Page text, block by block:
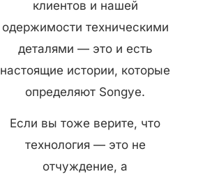
клиентов и нашей
одержимости техническими
деталями — это и есть
настоящие истории, которые
определяют Songye.
Если вы тоже верите, что
технология — это не
отчуждение, а